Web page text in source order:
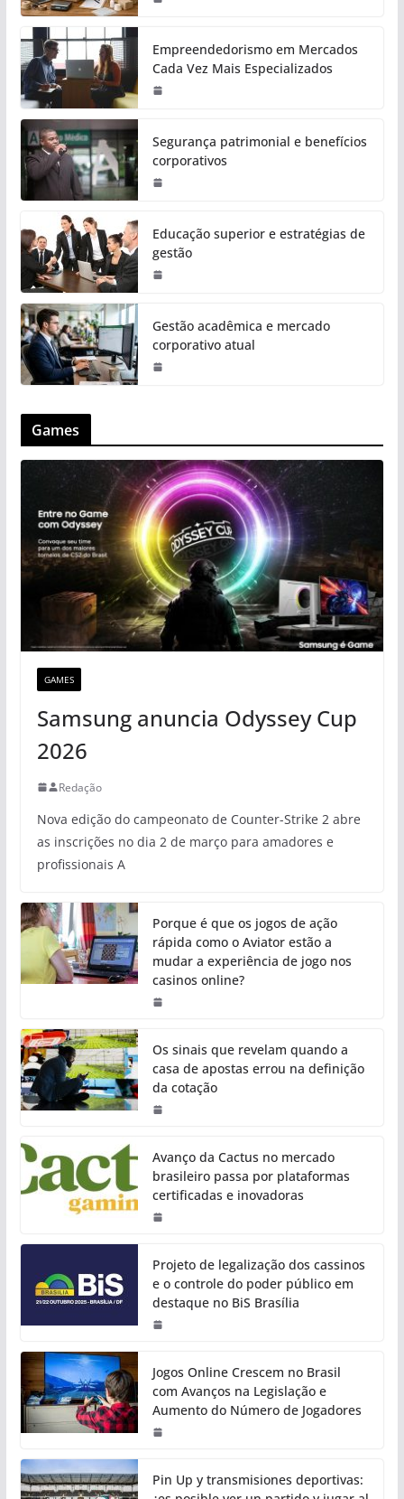
Empreendedorismo em Mercados
Cada Vez Mais Especializados
Segurança patrimonial e benefícios
corporativos
Educação superior e estratégias de
gestão
Gestão acadêmica e mercado
corporativo atual
Games
GAMES
Samsung anuncia Odyssey Cup
2026
Redação
Nova edição do campeonato de Counter-Strike 2 abre
as inscrições no dia 2 de março para amadores e
profissionais A
Porque é que os jogos de ação
rápida como o Aviator estão a
mudar a experiência de jogo nos
casinos online?
Os sinais que revelam quando a
casa de apostas errou na definição
da cotação
Avanço da Cactus no mercado
brasileiro passa por plataformas
certificadas e inovadoras
Projeto de legalização dos cassinos
e o controle do poder público em
destaque no BiS Brasília
Jogos Online Crescem no Brasil
com Avanços na Legislação e
Aumento do Número de Jogadores
Pin Up y transmisiones deportivas: